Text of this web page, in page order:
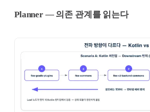
Planner — 의존 관계를 읽는다